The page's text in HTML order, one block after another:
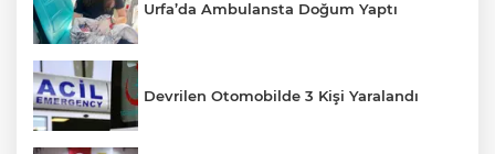
Urfa’da Ambulansta Doğum Yaptı
Devrilen Otomobilde 3 Kişi Yaralandı